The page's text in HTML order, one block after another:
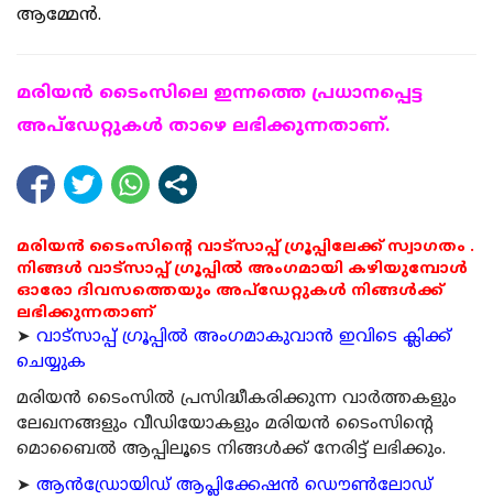
ആമ്മേന്‍.
മരിയന്‍ ടൈംസിലെ ഇന്നത്തെ പ്രധാനപ്പെട്ട
അപ്ഡേറ്റുകള്‍ താഴെ ലഭിക്കുന്നതാണ്.
മരിയൻ ടൈംസിന്റെ വാട്സാപ്പ് ഗ്രൂപ്പിലേക്ക് സ്വാഗതം .
നിങ്ങൾ വാട്സാപ്പ് ഗ്രൂപ്പിൽ അംഗമായി കഴിയുമ്പോൾ
ഓരോ ദിവസത്തെയും അപ്ഡേറ്റുകൾ നിങ്ങൾക്ക്
ലഭിക്കുന്നതാണ്
➤ വാട്സാപ്പ് ഗ്രൂപ്പിൽ അംഗമാകുവാൻ ഇവിടെ ക്ലിക്ക്
ചെയ്യുക
മരിയന്‍ ടൈംസില്‍ പ്രസിദ്ധീകരിക്കുന്ന വാര്‍ത്തകളും
ലേഖനങ്ങളും വീഡിയോകളും മരിയന്‍ ടൈംസിന്റെ
മൊബൈല്‍ ആപ്പിലൂടെ നിങ്ങള്‍ക്ക് നേരിട്ട് ലഭിക്കും.
➤ ആന്‍ഡ്രോയിഡ് ആപ്ലിക്കേഷന്‍ ഡൌണ്‍ലോഡ്